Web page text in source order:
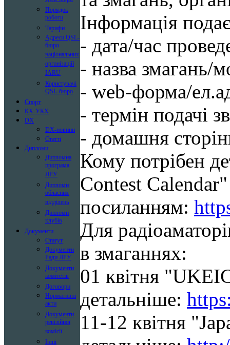
Порядок
роботи
Тарифи
Адреси QSL-
бюро
національних
організацій
IARU
Користувачі
QSL-бюро
Спорт
КХ-УКХ
DX
DX-новини
Статті
Дипломи
Дипломна
програма
ЛРУ
Дипломи
обласних
відділень
Дипломи
клубів
Документи
Статут
Документи
Ради ЛРУ
Документи
комітетів
Договори
Нормативні
акти
Документи
ревізійної
комісії
Інші
Інформація
- дата/час
- назва змагань/
- web-форма/
- термін подачі
- домашня
Кому потрібен
Contest Calendar"
посиланням:
Для
в змаганнях:
01 квітня
детальніше:
11-12 квітня